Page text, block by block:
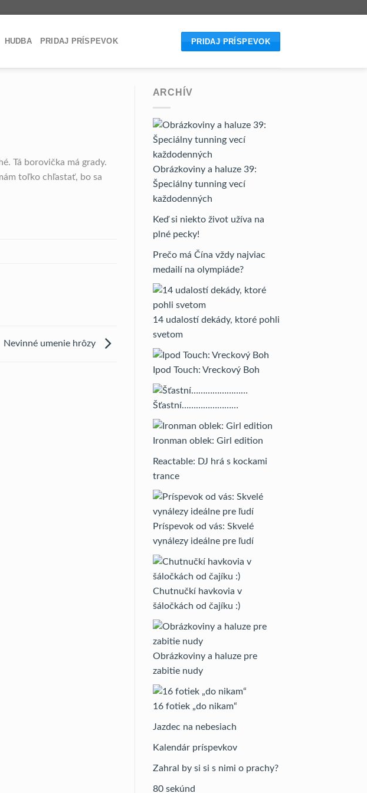
HUDBA PRIDAJ PRÍSPEVOK PRIDAJ PRÍSPEVOK
Tá borovička má grady.
toľko chľastať, bo sa
Nevinné umenie hrôzy
ARCHÍV
Obrázkoviny a haluze 39:
Špeciálny tunning vecí
každodenných
Keď si niekto život užíva na
plné pecky!
Prečo má Čína vždy najviac
medailí na olympiáde?
14 udalostí dekády, ktoré pohli
svetom
Ipod Touch: Vreckový Boh
Šťastní……………………
Ironman oblek: Girl edition
Reactable: DJ hrá s kockami
trance
Príspevok od vás: Skvelé
vynálezy ideálne pre ľudí
Chutnučkí havkovia v
šáločkách od čajíku :)
Obrázkoviny a haluze pre
zabitie nudy
16 fotiek „do nikam“
Jazdec na nebesiach
Kalendár príspevkov
Zahral by si si s nimi o prachy?
80 sekúnd